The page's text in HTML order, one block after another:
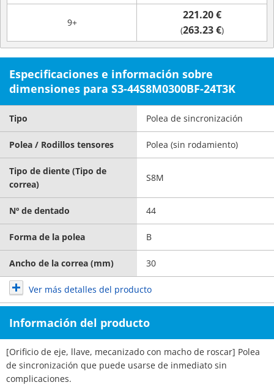
9+
221.20 €
(263.23 €)
Especificaciones e información sobre
dimensiones para S3-44S8M0300BF-24T3K
Tipo Polea de sincronización
Polea / Rodillos tensores Polea (sin rodamiento)
Tipo de diente (Tipo de
correa)
S8M
Nº de dentado 44
Forma de la polea B
Ancho de la correa (mm) 30
Ver más detalles del producto
Información del producto
[Orificio de eje, llave, mecanizado con macho de roscar] Polea
de sincronización que puede usarse de inmediato sin
complicaciones.